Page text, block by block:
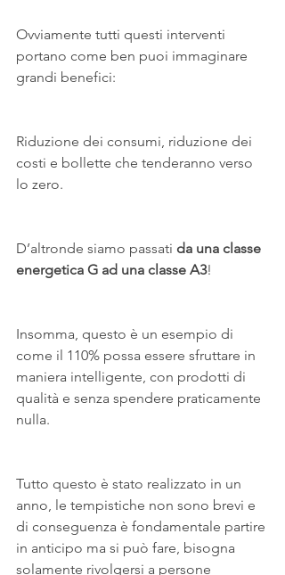
Ovviamente tutti questi interventi
portano come ben puoi immaginare
grandi benefici:
Riduzione dei consumi, riduzione dei
costi e bollette che tenderanno verso
lo zero.
D’altronde siamo passati da una classe
energetica G ad una classe A3!
Insomma, questo è un esempio di
come il 110% possa essere sfruttare in
maniera intelligente, con prodotti di
qualità e senza spendere praticamente
nulla.
Tutto questo è stato realizzato in un
anno, le tempistiche non sono brevi e
di conseguenza è fondamentale partire
in anticipo ma si può fare, bisogna
solamente rivolgersi a persone